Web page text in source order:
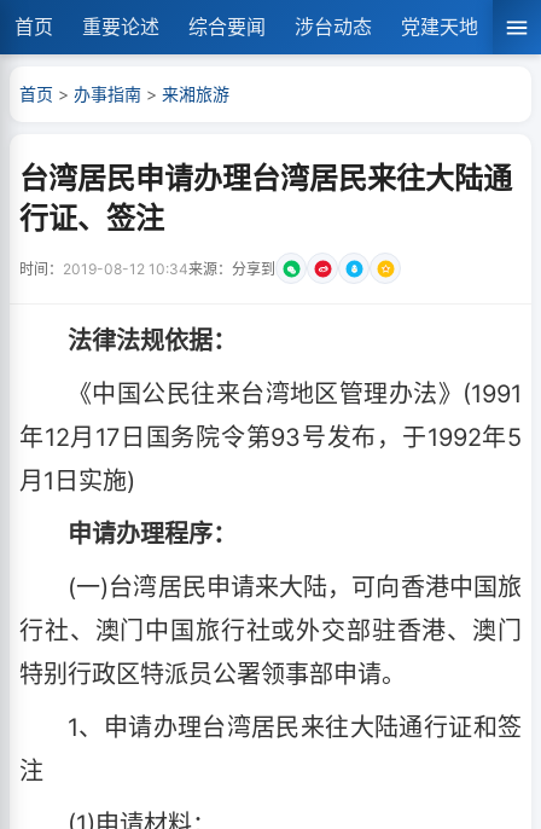
首页 重要论述 综合要闻 涉台动态 党建天地 湘
首页 > 办事指南 > 来湘旅游
台湾居民申请办理台湾居民来往大陆通
行证、签注
时间： 2019-08-12 10:34来源： 分享到
法律法规依据：
《中国公民往来台湾地区管理办法》(1991
年12月17日国务院令第93号发布，于1992年5
月1日实施)
申请办理程序：
(一)台湾居民申请来大陆，可向香港中国旅
行社、澳门中国旅行社或外交部驻香港、澳门
特别行政区特派员公署领事部申请。
1、申请办理台湾居民来往大陆通行证和签
注